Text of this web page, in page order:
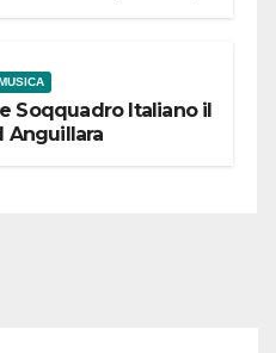
Soqquadro Italiano il
Anguillara